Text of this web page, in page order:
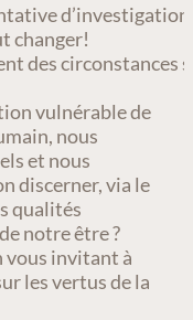
changer!
des circonstances
vulnérable de
nous
et nous
discerner, via le
qualités
notre être ?
vous invitant à
les vertus de la